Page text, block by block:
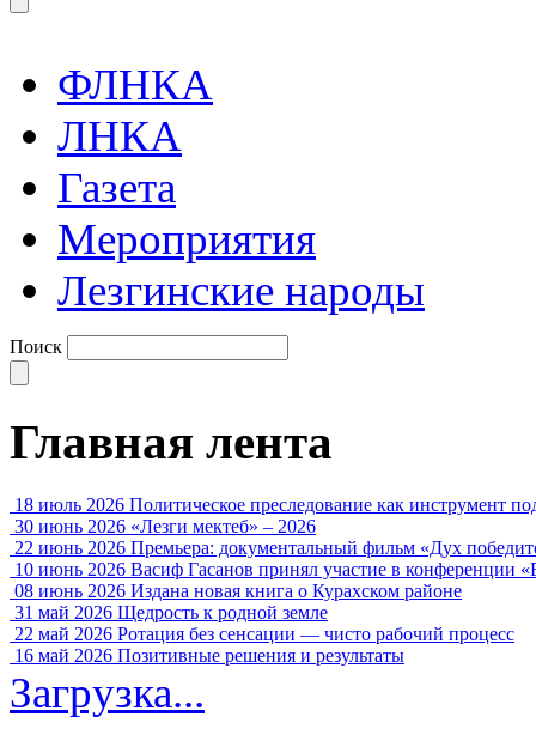
ФЛНКА
ЛНКА
Газета
Мероприятия
Лезгинские народы
Поиск
Главная лента
18 июль 2026 Политическое преследование как инструмент
30 июнь 2026 «Лезги мектеб» – 2026
22 июнь 2026 Премьера: документальный фильм «Дух
10 июнь 2026 Васиф Гасанов принял участие в конференции
08 июнь 2026 Издана новая книга о Курахском районе
31 май 2026 Щедрость к родной земле
22 май 2026 Ротация без сенсации — чисто рабочий процесс
16 май 2026 Позитивные решения и результаты
Загрузка...